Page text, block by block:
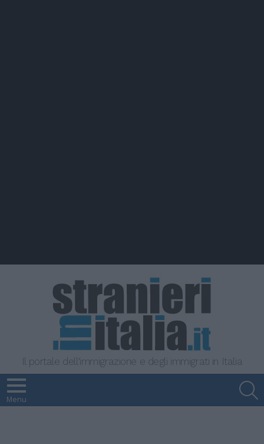
Il portale dell'immigrazione e degli immigrati in Italia
Menu